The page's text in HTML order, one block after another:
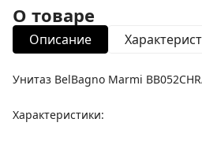
О товаре
Описание
Унитаз BelBagno Marmi
Характеристики: